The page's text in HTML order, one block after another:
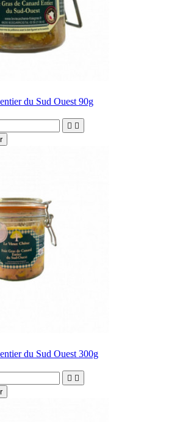
du Sud Ouest 90g
 
du Sud Ouest 300g
 